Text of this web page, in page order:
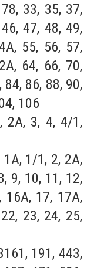
33, 35, 37,
47, 48, 49,
55, 56, 57,
64, 66, 70,
86, 88, 90,
106
2А, 3, 4, 4/1,
1/1, 2, 2А,
9, 10, 11, 12,
16А, 17, 17А,
23, 24, 25,
191, 443,